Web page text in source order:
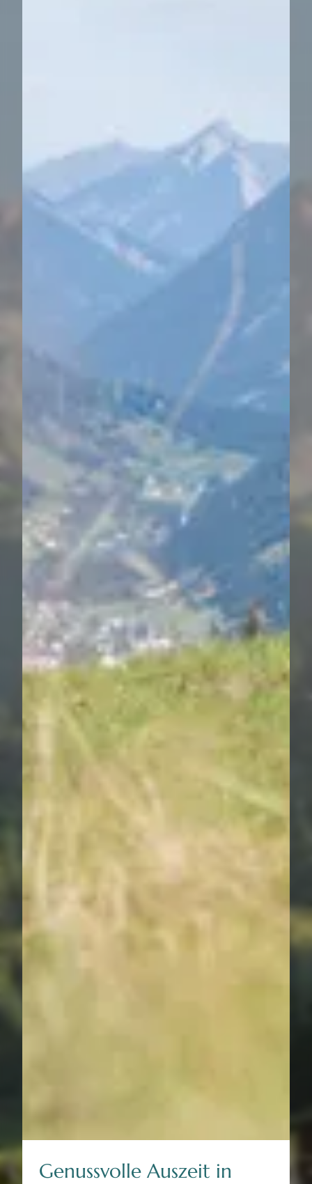
----
----
----
----
--
Almenparadies
Gaistal
Herrlich, natürlich und einmalig am
Tiroler Hochplateau.
Genussvolle Auszeit in